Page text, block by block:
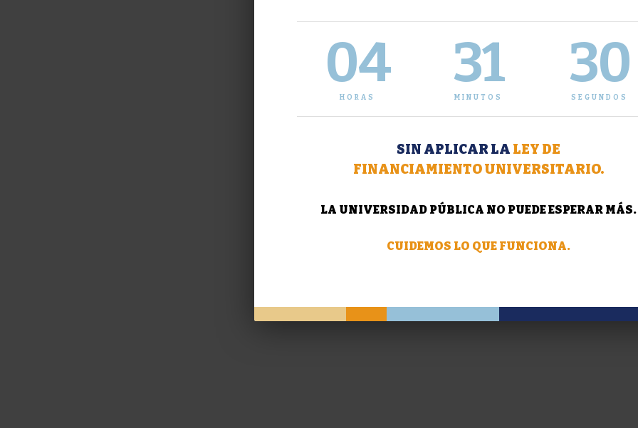
04
HORAS
31
MINUTOS
31
SEGUNDOS
SIN APLICAR LA LEY DE
FINANCIAMIENTO UNIVERSITARIO.
LA UNIVERSIDAD PÚBLICA NO PUEDE ESPERAR MÁS.
CUIDEMOS LO QUE FUNCIONA.